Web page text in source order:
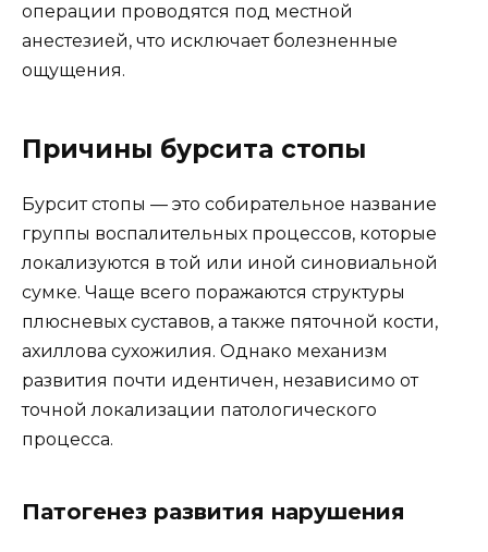
операции проводятся под местной
анестезией, что исключает болезненные
ощущения.
Причины бурсита стопы
Бурсит стопы — это собирательное название
группы воспалительных процессов, которые
локализуются в той или иной синовиальной
сумке. Чаще всего поражаются структуры
плюсневых суставов, а также пяточной кости,
ахиллова сухожилия. Однако механизм
развития почти идентичен, независимо от
точной локализации патологического
процесса.
Патогенез развития нарушения